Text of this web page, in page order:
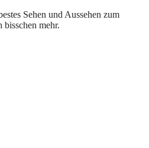
Sehen und Aussehen zum
bisschen mehr.